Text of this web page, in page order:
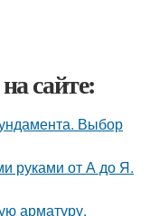
сайте:
Выбор
руками от А до Я.
арматуру.